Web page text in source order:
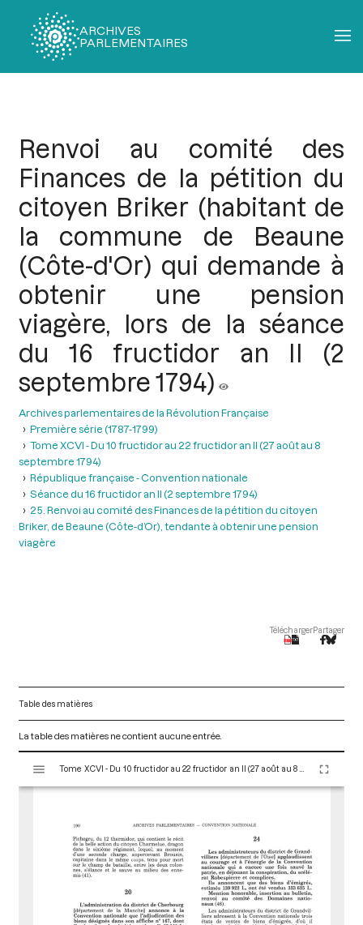
ARCHIVES
PARLEMENTAIRES
Renvoi au comité des
Finances de la pétition du
citoyen Briker (habitant de
la commune de Beaune
(Côte-d'Or) qui demande à
obtenir une pension
viagère, lors de la séance
du 16 fructidor an II (2
septembre 1794)
Archives parlementaires de la Révolution Française
Première série (1787-1799)
Tome XCVI - Du 10 fructidor au 22 fructidor an II (27 août au 8
septembre 1794)
République française - Convention nationale
Séance du 16 fructidor an II (2 septembre 1794)
25. Renvoi au comité des Finances de la pétition du citoyen
Briker, de Beaune (Côte-d’Or), tendante à obtenir une pension
viagère
TéléchargerPartager
Table des matières
La table des matières ne contient aucune entrée.
s